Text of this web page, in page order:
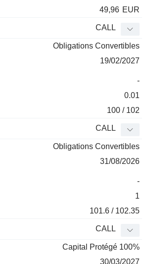
49,96 EUR
CALL
Obligations Convertibles
19/02/2027
-
0.01
100 / 102
CALL
Obligations Convertibles
31/08/2026
-
1
101.6 / 102.35
CALL
Capital Protégé 100%
30/03/2027